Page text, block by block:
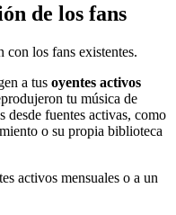
de los fans
los fans existentes.
a tus oyentes activos
tu música de
fuentes activas, como
o su propia biblioteca
activos mensuales o a un